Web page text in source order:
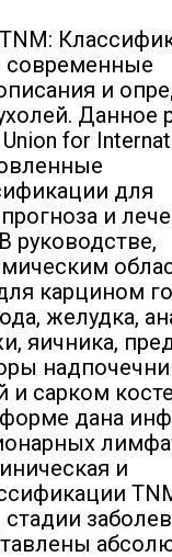
современные
и
Данное
for
для
и
руководстве,
карцином
желудка,
яичника,
и сарком
дана
и